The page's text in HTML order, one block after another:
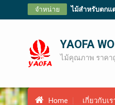
จำหน่าย ไม้สำหรับตกแ
YAOFA
ไม้คุณภาพ ราคา
Home เกี่ยวกับเร